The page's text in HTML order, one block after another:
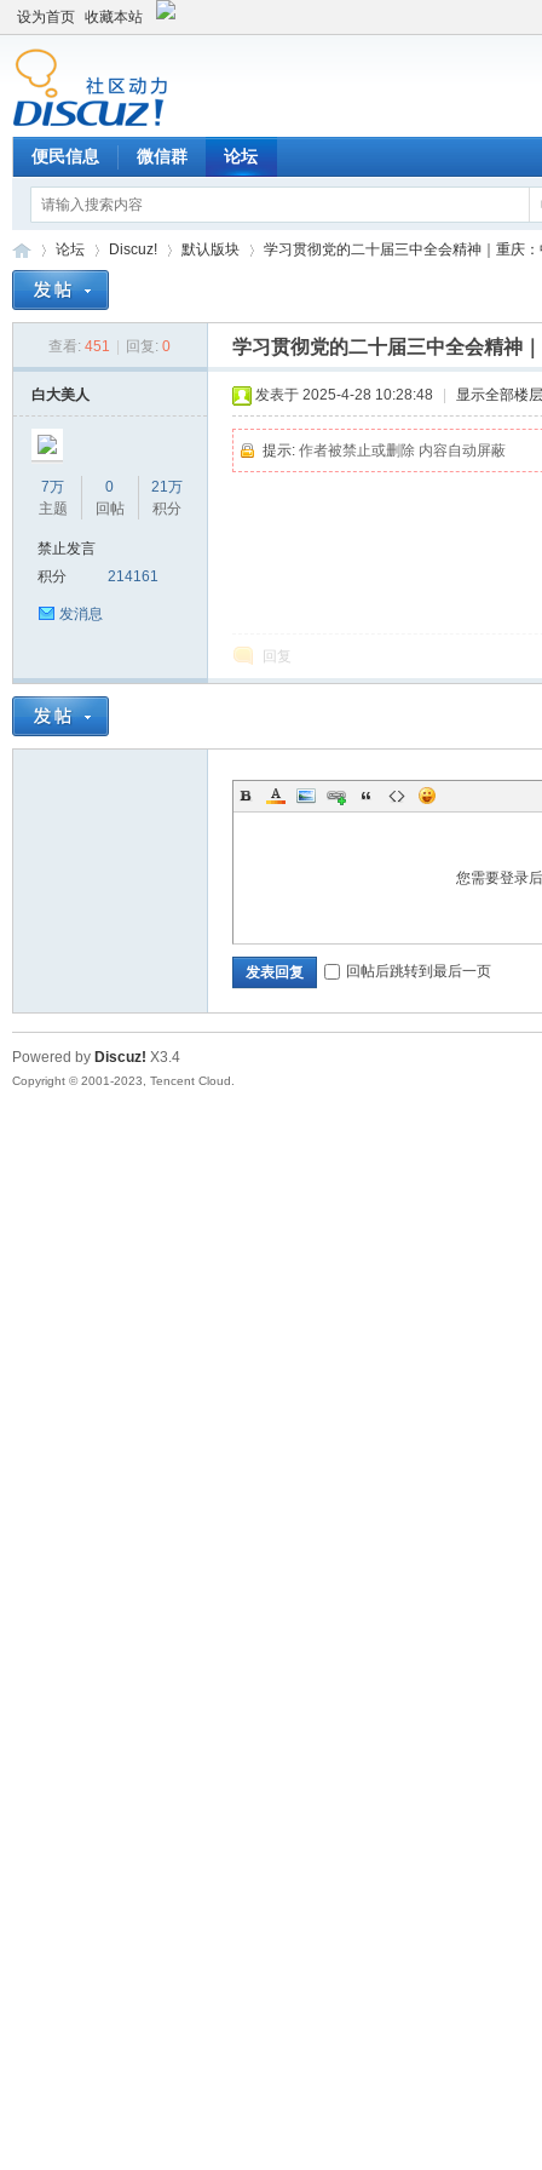
设为首页 收藏本站
便民信息 微信群 论坛
Bo
论坛
›
Discuz!
›
默认版块
›
学习贯彻党的二十届三中全会精神｜重庆
查看: 451 回复: 0 学习贯彻党的二十届三中全会精神
白大美人
7万
主题
0
回帖
21万
积分
禁止发言
积分
214161
发消息
发表于 2025-4-28 10:28:48 显示全部楼层
提示: 作者被禁止或删除 内容自动屏蔽
回复
您需要登录
发表回复 回帖后跳转到最后一页
Powered by Discuz! X3.4
Copyright © 2001-2023, Tencent Cloud.